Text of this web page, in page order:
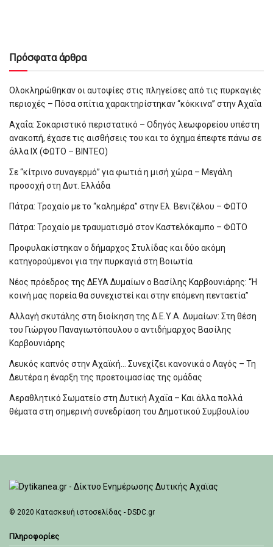
Πρόσφατα άρθρα
Ολοκληρώθηκαν οι αυτοψίες στις πληγείσες από τις πυρκαγιές
περιοχές – Πόσα σπίτια χαρακτηρίστηκαν “κόκκινα” στην Αχαΐα
Αχαΐα: Σοκαριστικό περιστατικό – Οδηγός λεωφορείου υπέστη
ανακοπή, έχασε τις αισθήσεις του και το όχημα έπεφτε πάνω σε
άλλα ΙΧ (ΦΩΤΟ – ΒΙΝΤΕΟ)
Σε “κίτρινο συναγερμό” για φωτιά η μισή χώρα – Μεγάλη
προσοχή στη Δυτ. Ελλάδα
Πάτρα: Τροχαίο με το “καλημέρα” στην Ελ. Βενιζέλου – ΦΩΤΟ
Πάτρα: Τροχαίο με τραυματισμό στον Καστελόκαμπο – ΦΩΤΟ
Προφυλακίστηκαν ο δήμαρχος Στυλίδας και δύο ακόμη
κατηγορούμενοι για την πυρκαγιά στη Βοιωτία
Νέος πρόεδρος της ΔΕΥΑ Δυμαίων ο Βασίλης Καρβουνιάρης: “Η
κοινή μας πορεία θα συνεχιστεί και στην επόμενη πενταετία”
Αλλαγή σκυτάλης στη διοίκηση της Δ.Ε.Υ.Α. Δυμαίων: Στη θέση
του Γιώργου Παναγιωτόπουλου ο αντιδήμαρχος Βασίλης
Καρβουνιάρης
Λευκός καπνός στην Αχαϊκή… Συνεχίζει κανονικά ο Λαγός – Τη
Δευτέρα η έναρξη της προετοιμασίας της ομάδας
Αεραθλητικό Σωματείο στη Δυτική Αχαΐα – Και άλλα πολλά
θέματα στη σημερινή συνεδρίαση του Δημοτικού Συμβουλίου
© 2020 Κατασκευή ιστοσελίδας - DSDC.gr
Πληροφορίες